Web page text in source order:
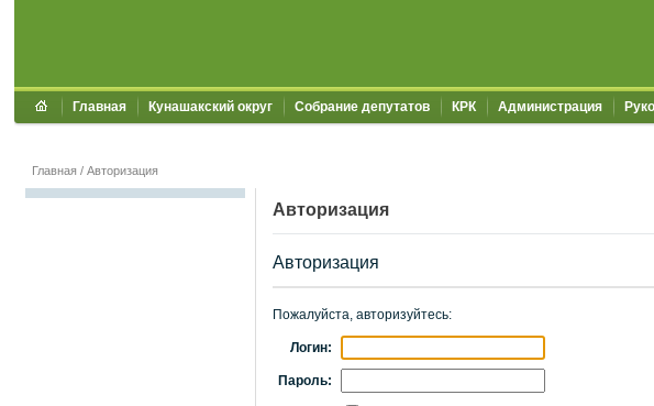
Главная Кунашакский округ Собрание депутатов КРК Администрация
Главная / Авторизация
Авторизация
Авторизация
Пожалуйста, авторизуйтесь:
Логин:
Пароль: